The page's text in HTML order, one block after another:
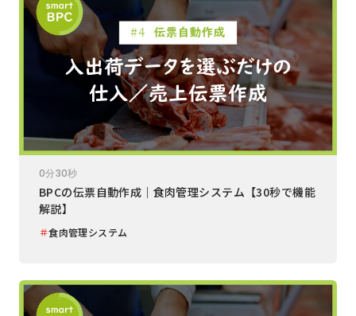
0分30秒
BPCの伝票自動作成｜食肉管理システム【30秒で機能
解説】
＃食肉管理システム